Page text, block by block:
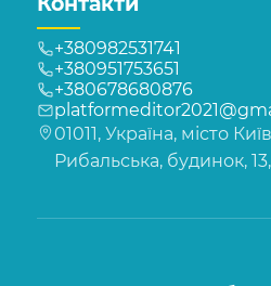
+380982531741
+380951753651
+380678680876
01011, Україна, місто
Рибальська, будинок,